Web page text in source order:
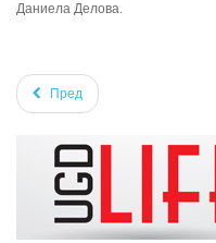
Даниела Делова.
Пред